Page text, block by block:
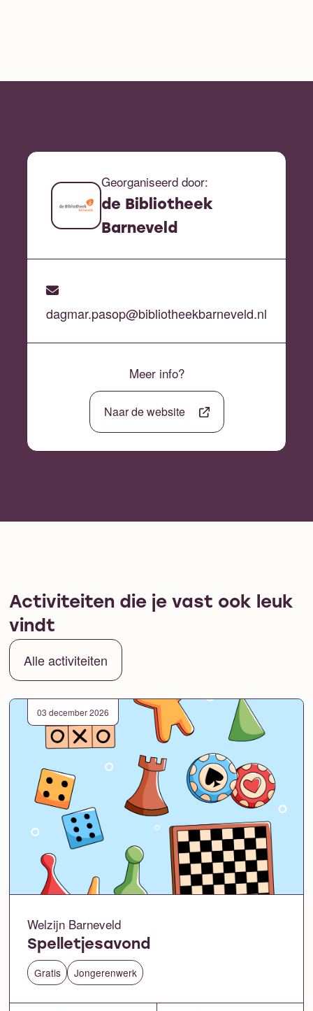
Georganiseerd door:
de Bibliotheek
Barneveld
dagmar.pasop@bibliotheekbarneveld.nl
Meer info?
Naar de website
Activiteiten die je vast ook leuk
vindt
Alle activiteiten
03 december 2026
Welzijn Barneveld
Spelletjesavond
Gratis Jongerenwerk